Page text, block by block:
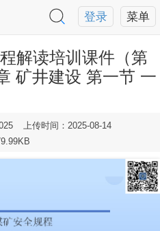
菜单
登录
解读培训课件（第
矿井建设 第一节 一
上传时间：2025-08-14